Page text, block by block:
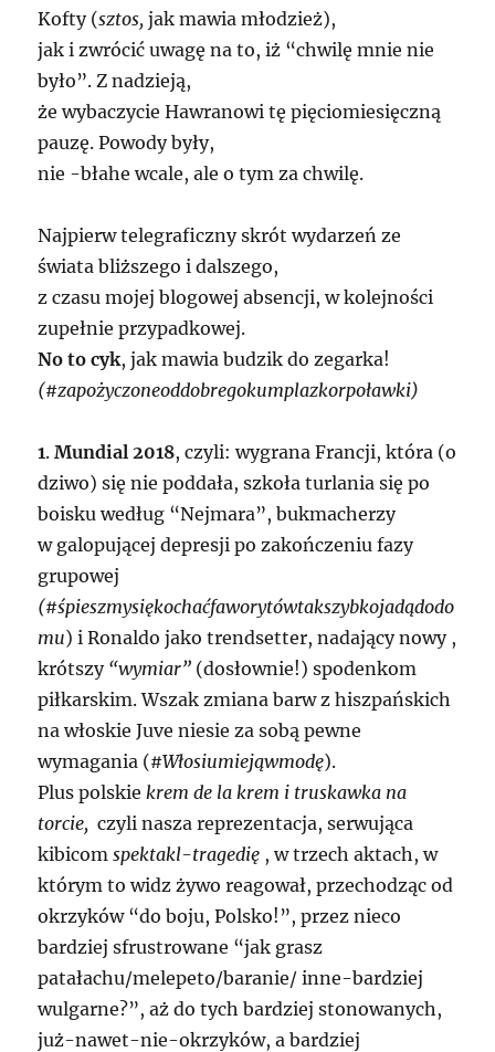
Kofty (sztos, jak mawia młodzież),
jak i zwrócić uwagę na to, iż “chwilę mnie nie
było”. Z nadzieją,
że wybaczycie Hawranowi tę pięciomiesięczną
pauzę. Powody były,
nie -błahe wcale, ale o tym za chwilę.
Najpierw telegraficzny skrót wydarzeń ze
świata bliższego i dalszego,
z czasu mojej blogowej absencji, w kolejności
zupełnie przypadkowej.
No to cyk, jak mawia budzik do zegarka!
(#zapożyczoneoddobregokumplazkorpoławki)
1.Mundial 2018, czyli: wygrana Francji, która (o
dziwo) się nie poddała, szkoła turlania się po
boisku według “Nejmara”, bukmacherzy
w galopującej depresji po zakończeniu fazy
grupowej
(#śpieszmysiękochaćfaworytówtakszybkojadądodo
mu) i Ronaldo jako trendsetter, nadający nowy ,
krótszy “wymiar” (dosłownie!) spodenkom
piłkarskim. Wszak zmiana barw z hiszpańskich
na włoskie Juve niesie za sobą pewne
wymagania (#Włosiumiejąwmodę).
Plus polskie krem de la krem i truskawka na
torcie, czyli nasza reprezentacja, serwująca
kibicom spektakl-tragedię , w trzech aktach, w
którym to widz żywo reagował, przechodząc od
okrzyków “do boju, Polsko!”, przez nieco
bardziej sfrustrowane “jak grasz
patałachu/melepeto/baranie/ inne-bardziej
wulgarne?”, aż do tych bardziej stonowanych,
już-nawet-nie-okrzyków, a bardziej